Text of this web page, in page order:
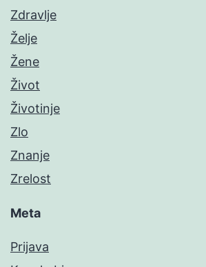
Zdravlje
Želje
Žene
Život
Životinje
Zlo
Znanje
Zrelost
Meta
Prijava